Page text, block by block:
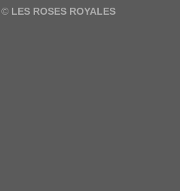
© LES ROSES ROYALES